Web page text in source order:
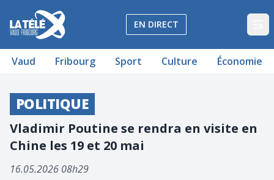
La Télé - Télévision régionale Vaud et Fribourg
EN DIRECT
Vaud Fribourg Sport Culture Économie
POLITIQUE
Vladimir Poutine se rendra en visite en
Chine les 19 et 20 mai
16.05.2026 08h29